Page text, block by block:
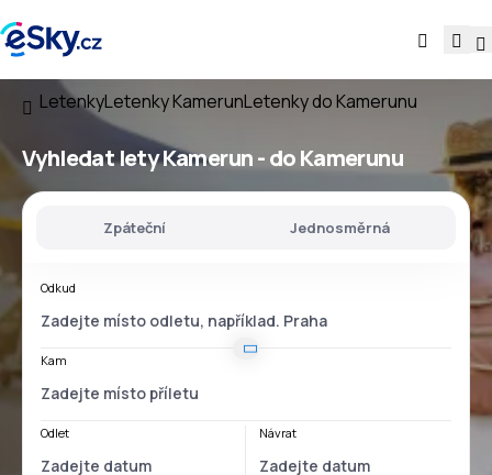
LetenkyLetenky KamerunLetenky do Kamerunu
Vyhledat letyKamerun - do Kamerunu
Zpáteční Jednosměrná
Odkud
Kam
Odlet Návrat